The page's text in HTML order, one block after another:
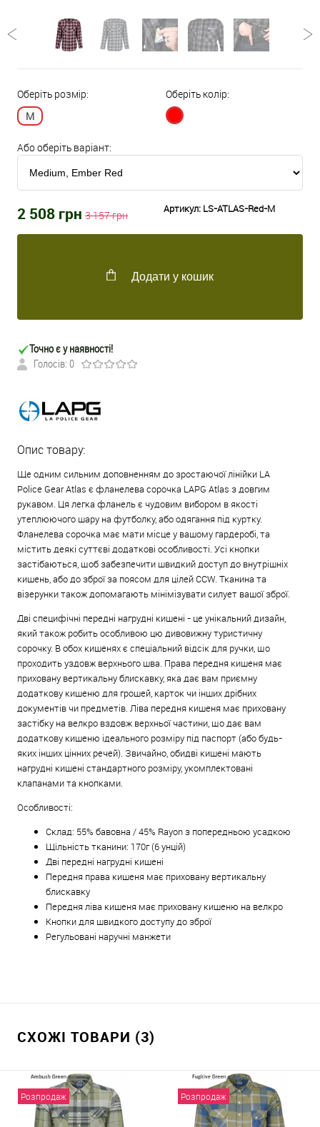
Оберіть розмір:
M
Оберіть колір:
Або оберіть варіант:
2 508 грн 3 157грн Артикул: LS-ATLAS-Red-M
Додати у кошик
Точно є у наявності!
Голосів: 0
Опис товару:
Ще одним сильним доповненням до зростаючої лінійки LA
Police Gear Atlas є фланелева сорочка LAPG Atlas з довгим
рукавом. Ця легка фланель є чудовим вибором в якості
утеплюючого шару на футболку, або одягання під куртку.
Фланелева сорочка має мати місце у вашому гардеробі, та
містить деякі суттєві додаткові особливості. Усі кнопки
застібаються, щоб забезпечити швидкий доступ до внутрішніх
кишень, або до зброї за поясом для цілей CCW. Тканина та
візерунки також допомагають мінімізувати силует вашої зброї.
Дві специфічні передні нагрудні кишені - це унікальний дизайн,
який також робить особливою цю дивовижну туристичну
сорочку. В обох кишенях є спеціальний відсік для ручки, що
проходить уздовж верхнього шва. Права передня кишеня має
приховану вертикальну блискавку, яка дає вам приємну
додаткову кишеню для грошей, карток чи інших дрібних
документів чи предметів. Ліва передня кишеня має приховану
застібку на велкро вздовж верхньої частини, що дає вам
додаткову кишеню ідеального розміру під паспорт (або будь-
яких інших цінних речей). Звичайно, обидві кишені мають
нагрудні кишені стандартного розміру, укомплектовані
клапанами та кнопками.
Особливості:
Склад: 55% бавовна / 45% Rayon з попередньою усадкою
Щільність тканини: 170г (6 унцій)
Дві передні нагрудні кишені
Передня права кишеня має приховану вертикальну
блискавку
Передня ліва кишеня має приховану кишеню на велкро
Кнопки для швидкого доступу до зброї
Регульовані наручні манжети
СХОЖІ ТОВАРИ (3)
Розпродаж Розпродаж